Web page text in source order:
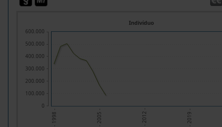
- 1998 - - 2005 - - 2012 - - 2019 -
Indivíduo
0
100.000
200.000
300.000
400.000
500.000
600.000